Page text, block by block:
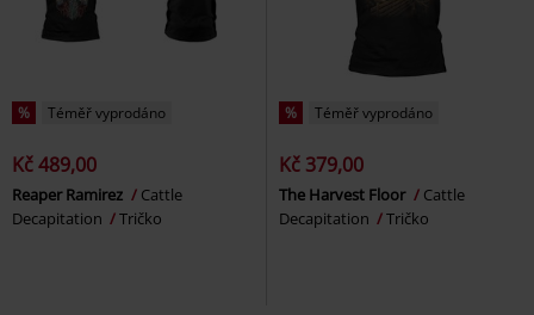
% Téměř vyprodáno
Kč 489,00
Reaper Ramirez
Cattle
Decapitation
Tričko
% Téměř vyprodáno
Kč 379,00
The Harvest Floor
Cattle
Decapitation
Tričko